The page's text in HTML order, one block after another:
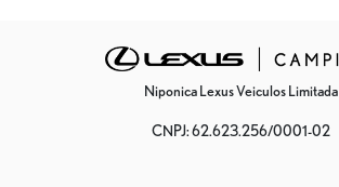
Niponica Lexus Veiculos Limitada
CNPJ: 62.623.256/0001-02